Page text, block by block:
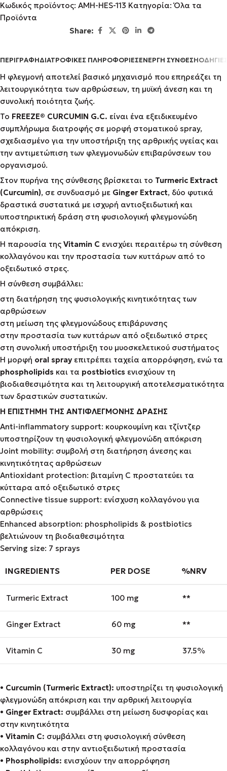
Κωδικός προϊόντος: AMH-HES-113 Κατηγορία: Όλα τα
Προϊόντα
Share:
ΠΕΡΙΓΡΑΦΉΔΙΑΤΡΟΦΙΚΕΣ ΠΛΗΡΟΦΟΡΙΕΣΕΝΕΡΓΗ ΣΥΝΘΕΣΗ
Η φλεγμονή αποτελεί βασικό μηχανισμό που επηρεάζει τη
λειτουργικότητα των αρθρώσεων, τη μυϊκή άνεση και τη
συνολική ποιότητα ζωής.
Το FREEZE® CURCUMIN G.C. είναι ένα εξειδικευμένο
συμπλήρωμα διατροφής σε μορφή στοματικού spray,
σχεδιασμένο για την υποστήριξη της αρθρικής υγείας και
την αντιμετώπιση των φλεγμονωδών επιβαρύνσεων του
οργανισμού.
Στον πυρήνα της σύνθεσης βρίσκεται το Turmeric Extract
(Curcumin), σε συνδυασμό με Ginger Extract, δύο φυτικά
δραστικά συστατικά με ισχυρή αντιοξειδωτική και
υποστηρικτική δράση στη φυσιολογική φλεγμονώδη
απόκριση.
Η παρουσία της Vitamin C ενισχύει περαιτέρω τη σύνθεση
κολλαγόνου και την προστασία των κυττάρων από το
οξειδωτικό στρες.
Η σύνθεση συμβάλλει:
στη διατήρηση της φυσιολογικής κινητικότητας των
αρθρώσεων
στη μείωση της φλεγμονώδους επιβάρυνσης
στην προστασία των κυττάρων από οξειδωτικό στρες
στη συνολική υποστήριξη του μυοσκελετικού συστήματος
Η μορφή oral sprayεπιτρέπει ταχεία απορρόφηση, ενώ τα
phospholipids και τα postbiotics ενισχύουν τη
βιοδιαθεσιμότητα και τη λειτουργική αποτελεσματικότητα
των δραστικών συστατικών.
Η ΕΠΙΣΤΗΜΗ ΤΗΣ ΑΝΤΙΦΛΕΓΜΟΝΗΣ ΔΡΑΣΗΣ
Anti-inflammatory support: κουρκουμίνη και τζίντζερ
υποστηρίζουν τη φυσιολογική φλεγμονώδη απόκριση
Joint mobility: συμβολή στη διατήρηση άνεσης και
κινητικότητας αρθρώσεων
Antioxidant protection: βιταμίνη C προστατεύει τα
κύτταρα από οξειδωτικό στρες
Connective tissue support: ενίσχυση κολλαγόνου για
αρθρώσεις
Enhanced absorption: phospholipids & postbiotics
βελτιώνουν τη βιοδιαθεσιμότητα
Serving size: 7 sprays
INGREDIENTS PER DOSE %NRV
Turmeric Extract 100 mg **
Ginger Extract 60 mg **
Vitamin C 30 mg 37.5%
• Curcumin (Turmeric Extract): υποστηρίζει τη φυσιολογική
φλεγμονώδη απόκριση και την αρθρική λειτουργία
• Ginger Extract: συμβάλλει στη μείωση δυσφορίας και
στην κινητικότητα
• Vitamin C: συμβάλλει στη φυσιολογική σύνθεση
κολλαγόνου και στην αντιοξειδωτική προστασία
• Phospholipids: ενισχύουν την απορρόφηση